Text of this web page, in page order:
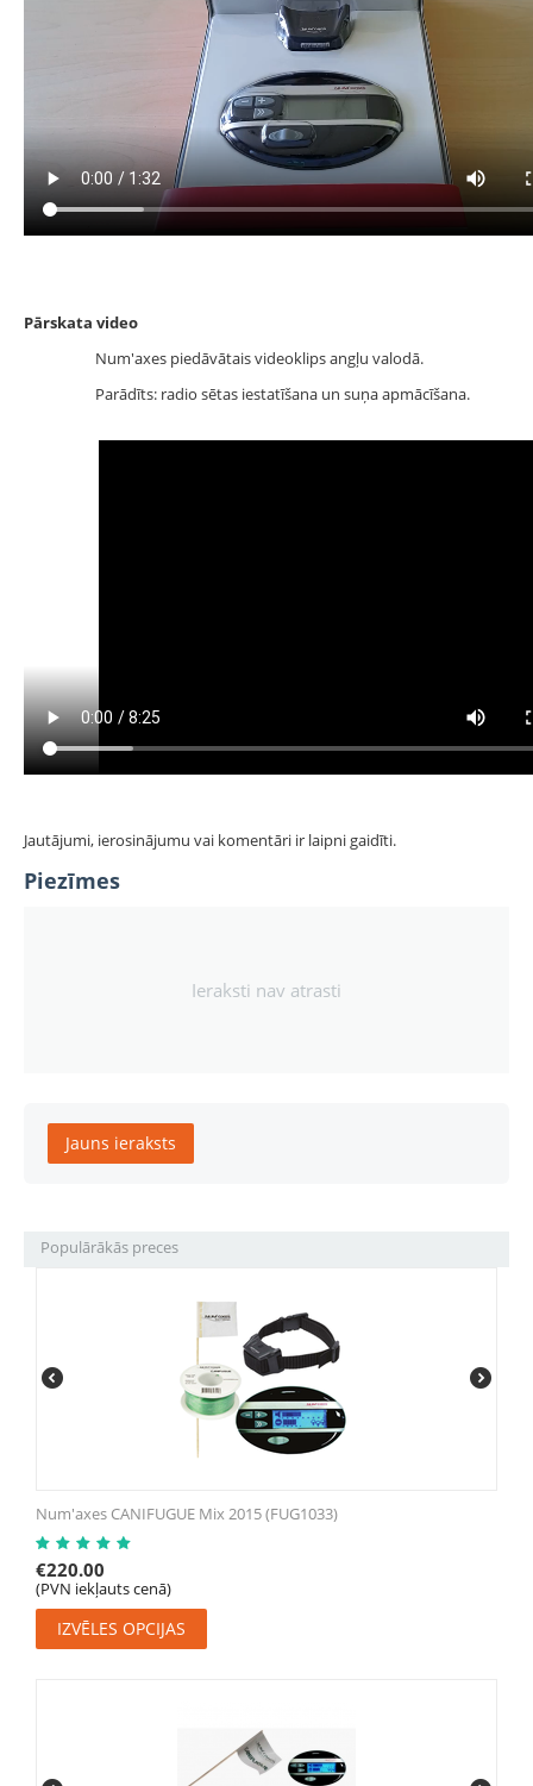
Pārskata video
Num'axes piedāvātais videoklips angļu valodā.
Parādīts: radio sētas iestatīšana un suņa apmācīšana.
Jautājumi, ierosinājumu vai komentāri ir laipni gaidīti.
Piezīmes
Ieraksti nav atrasti
Jauns ieraksts
Populārākās preces
Num'axes CANIFUGUE Mix 2015 (FUG1033)
€220.00
(PVN iekļauts cenā)
IZVĒLES OPCIJAS